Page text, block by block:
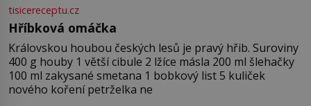
tisicereceptu.cz
Hříbková omáčka
Královskou houbou českých lesů je pravý hřib. Suroviny
400 g houby 1 větší cibule 2 lžíce másla 200 ml šlehačky
100 ml zakysané smetana 1 bobkový list 5 kuliček
nového koření petrželka ne